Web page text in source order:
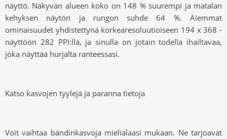
näyttö. Näkyvän alueen koko on 148 % suurempi ja matalan
kehyksen näytön ja rungon suhde 64 %. Aiemmat
ominaisuudet yhdistettynä korkearesoluutioiseen 194 x 368 -
näyttöön 282 PPI:llä, ja sinulla on jotain todella ihailtavaa,
joka näyttää hurjalta ranteessasi.
Katso kasvojen tyylejä ja paranna tietoja
Voit vaihtaa bändinkasvoja mielialaasi mukaan. Ne tarjoavat